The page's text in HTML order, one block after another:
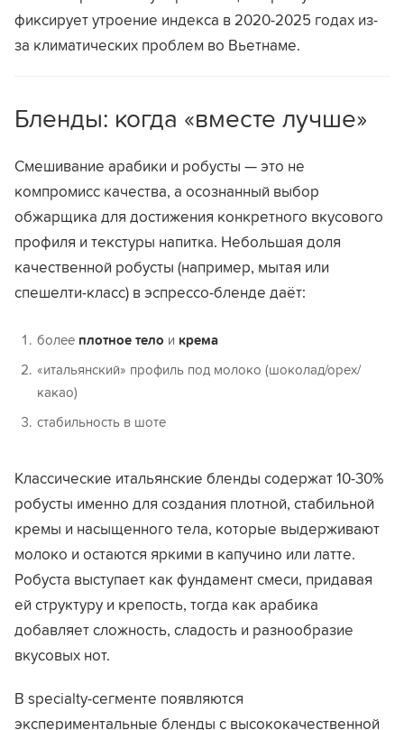
фиксирует утроение индекса в 2020-2025 годах из-
за климатических проблем во Вьетнаме.
Бленды: когда «вместе лучше»
Смешивание арабики и робусты — это не
компромисс качества, а осознанный выбор
обжарщика для достижения конкретного вкусового
профиля и текстуры напитка. Небольшая доля
качественной робусты (например, мытая или
спешелти-класс) в эспрессо-бленде даёт:
более плотное тело и крема
«итальянский» профиль под молоко (шоколад/орех/
какао)
стабильность в шоте
Классические итальянские бленды содержат 10-30%
робусты именно для создания плотной, стабильной
кремы и насыщенного тела, которые выдерживают
молоко и остаются яркими в капучино или латте.
Робуста выступает как фундамент смеси, придавая
ей структуру и крепость, тогда как арабика
добавляет сложность, сладость и разнообразие
вкусовых нот.
В specialty-сегменте появляются
экспериментальные бленды с высококачественной